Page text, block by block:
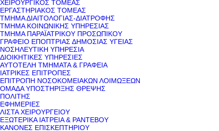
ΧΕΙΡΟΥΡΓΙΚΟΣ ΤΟΜΕΑΣ
ΕΡΓΑΣΤΗΡΙΑΚΟΣ ΤΟΜΕΑΣ
ΤΜΗΜΑ ΔΙΑΙΤΟΛΟΓΙΑΣ-ΔΙΑΤΡΟΦΗΣ
ΤΜΗΜΑ ΚΟΙΝΩΝΙΚΗΣ ΥΠΗΡΕΣΙΑΣ
ΤΜΗΜΑ ΠΑΡΑΪΑΤΡΙΚΟΥ ΠΡΟΣΩΠΙΚΟΥ
ΓΡΑΦΕΙΟ ΕΠΟΠΤΡΙΑΣ ΔΗΜΟΣΙΑΣ ΥΓΕΙΑΣ
ΝΟΣΗΛΕΥΤΙΚΗ ΥΠΗΡΕΣΙΑ
ΔΙΟΙΚΗΤΙΚΕΣ ΥΠΗΡΕΣΙΕΣ
ΑΥΤΟΤΕΛΗ ΤΜΗΜΑΤΑ & ΓΡΑΦΕΙΑ
ΙΑΤΡΙΚΕΣ ΕΠΙΤΡΟΠΕΣ
ΕΠΙΤΡΟΠΗ ΝΟΣΟΚΟΜΕΙΑΚΩΝ ΛΟΙΜΩΞΕΩΝ
ΟΜΑΔΑ ΥΠΟΣΤΗΡΙΞΗΣ ΘΡΕΨΗΣ
ΠΟΛΙΤΗΣ
ΕΦΗΜΕΡΙΕΣ
ΛΙΣΤΑ ΧΕΙΡΟΥΡΓΕΙΟΥ
ΕΞΩΤΕΡΙΚΑ ΙΑΤΡΕΙΑ & ΡΑΝΤΕΒΟΥ
ΚΑΝΟΝΕΣ ΕΠΙΣΚΕΠΤΗΡΙΟΥ